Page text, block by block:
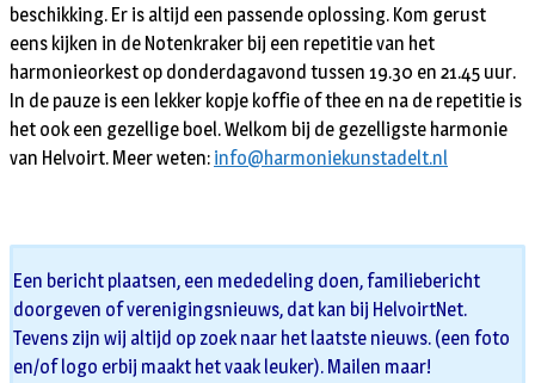
beschikking. Er is altijd een passende oplossing. Kom gerust
eens kijken in de Notenkraker bij een repetitie van het
harmonieorkest op donderdagavond tussen 19.30 en 21.45 uur.
In de pauze is een lekker kopje koffie of thee en na de repetitie is
het ook een gezellige boel. Welkom bij de gezelligste harmonie
van Helvoirt. Meer weten: info@harmoniekunstadelt.nl
Een bericht plaatsen, een mededeling doen, familiebericht
doorgeven of verenigingsnieuws, dat kan bij HelvoirtNet.
Tevens zijn wij altijd op zoek naar het laatste nieuws. (een foto
en/of logo erbij maakt het vaak leuker). Mailen maar!